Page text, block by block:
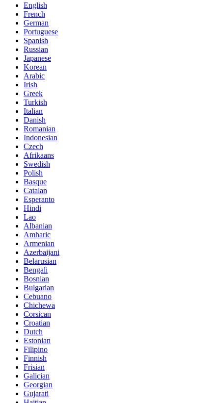
English
French
German
Portuguese
Spanish
Russian
Japanese
Korean
Arabic
Irish
Greek
Turkish
Italian
Danish
Romanian
Indonesian
Czech
Afrikaans
Swedish
Polish
Basque
Catalan
Esperanto
Hindi
Lao
Albanian
Amharic
Armenian
Azerbaijani
Belarusian
Bengali
Bosnian
Bulgarian
Cebuano
Chichewa
Corsican
Croatian
Dutch
Estonian
Filipino
Finnish
Frisian
Galician
Georgian
Gujarati